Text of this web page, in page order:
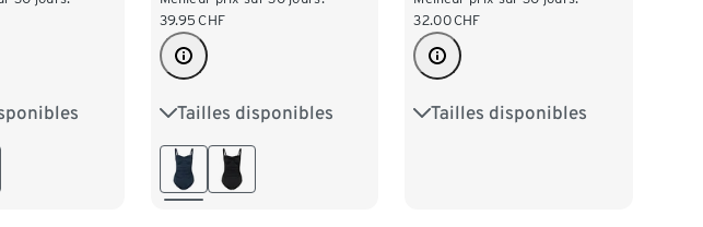
M 40/42
39.95 CHF
Tailles disponibles
38 40 42 44
46 48
32.00CHF
Tailles disponibles
36 38 40 42